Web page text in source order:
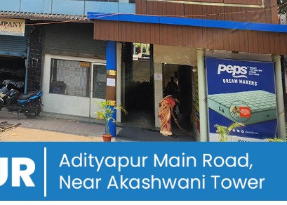
With Google AI Mode